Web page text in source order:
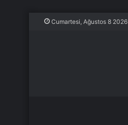
Cumartesi, Ağustos 8 2026